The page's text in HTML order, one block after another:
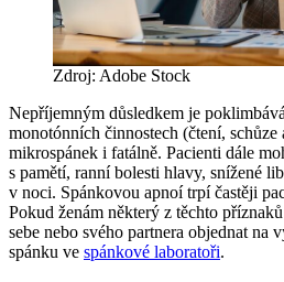
Zdroj: Adobe Stock
Nepříjemným důsledkem je
monotónních činnostech (čtení,
mikrospánek i fatálně. Pacienti dále
s pamětí, ranní bolesti hlavy, snížené
v noci. Spánkovou apnoí trpí častěji
Pokud ženám některý z těchto
sebe nebo svého partnera objednat na
spánku ve spánkové laboratoři.